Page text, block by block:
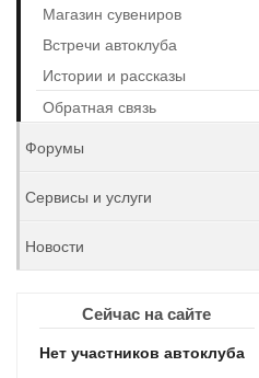
Магазин сувениров
Встречи автоклуба
Истории и рассказы
Обратная связь
Форумы
Сервисы и услуги
Новости
Сейчас на сайте
Нет участников автоклуба